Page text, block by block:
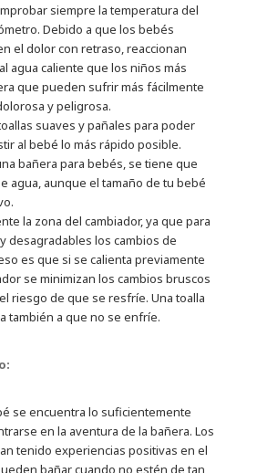
siempre la temperatura del
Debido a que los bebés
el dolor con retraso, reaccionan
agua caliente que los niños más
que pueden sufrir más fácilmente
y peligrosa.
suaves y pañales para poder
al bebé lo más rápido posible.
bañera para bebés, se tiene que
agua, aunque el tamaño de tu bebé
la zona del cambiador, ya que para
desagradables los cambios de
es que si se calienta previamente
se minimizan los cambios bruscos
riesgo de que se resfríe. Una toalla
también a que no se enfríe.
se encuentra lo suficientemente
en la aventura de la bañera. Los
tenido experiencias positivas en el
bañar cuando no estén de tan